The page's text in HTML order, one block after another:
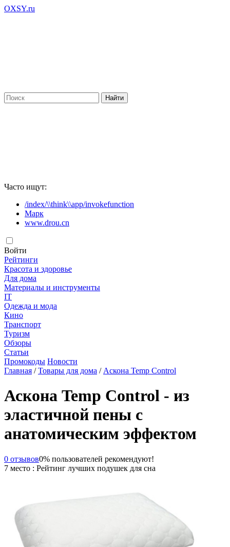
OXSY.ru
Часто ищут:
/index/\\think\\app/invokefunction
Марк
www.drou.cn
Войти
Рейтинги
Красота и здоровье
Для дома
Материалы и инструменты
IT
Одежда и мода
Кино
Транспорт
Туризм
Обзоры
Статьи
Промокоды Новости
Главная /Товары для дома / Аскона Temp Control
Аскона Temp Control - из
эластичной пены с
анатомическим эффектом
0 отзывов0% пользователей рекомендуют!
7 место : Рейтинг лучших подушек для сна